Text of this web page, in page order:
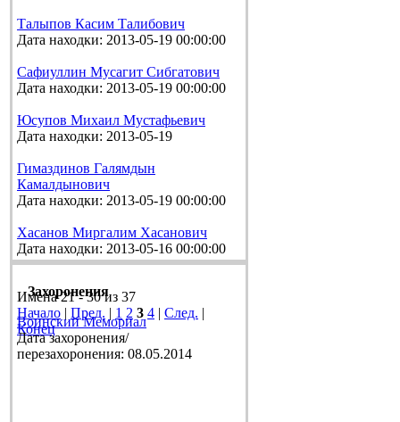
Талыпов Касим Талибович
Дата находки: 2013-05-19 00:00:00
Сафиуллин Мусагит Сибгатович
Дата находки: 2013-05-19 00:00:00
Юсупов Михаил Мустафьевич
Дата находки: 2013-05-19
Гимаздинов Галямдын
Камалдынович
Дата находки: 2013-05-19 00:00:00
Хасанов Миргалим Хасанович
Дата находки: 2013-05-16 00:00:00
Имена 21 - 30 из 37
Начало | Пред. | 1 2 3 4 | След. |
Конец
Захоронения
Воинский Мемориал
Дата захоронения/
перезахоронения: 08.05.2014